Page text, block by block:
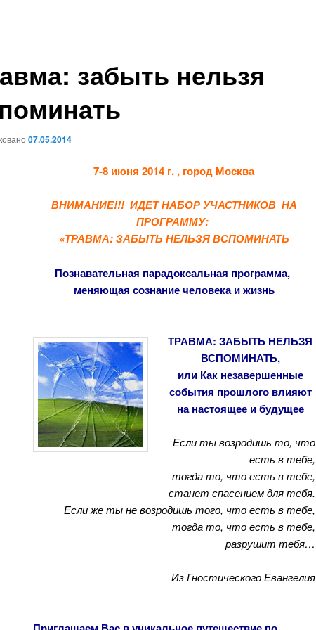
забыть нельзя
07.05.2014
7-8 июня 2014 г. , город Москва
ВНИМАНИЕ!!! ИДЕТ НАБОР УЧАСТНИКОВ НА
ПРОГРАММУ:
«ТРАВМА: ЗАБЫТЬ НЕЛЬЗЯ ВСПОМИНАТЬ
Познавательная парадоксальная программа,
меняющая сознание человека и жизнь
ТРАВМА: ЗАБЫТЬ НЕЛЬЗЯ
ВСПОМИНАТЬ,
или Как незавершенные
события прошлого влияют
на настоящее и будущее
Если ты возродишь то, что
есть в тебе,
тогда то, что есть в тебе,
станет спасением для тебя.
Если же ты не возродишь того, что есть в тебе,
тогда то, что есть в тебе,
разрушит тебя…
Из Гностического Евангелия